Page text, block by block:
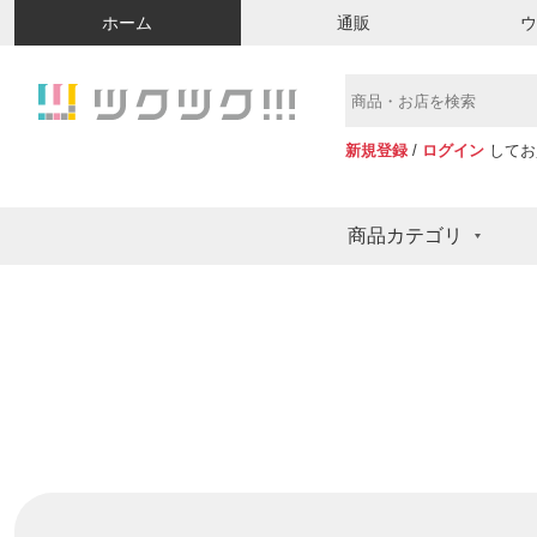
ホーム 通販
新規登録 / ログイン して
商品カテゴリ